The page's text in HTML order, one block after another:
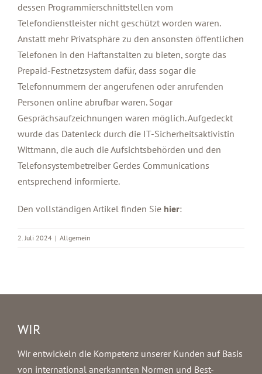
dessen Programmierschnittstellen vom
Telefondienstleister nicht geschützt worden waren.
Anstatt mehr Privatsphäre zu den ansonsten öffentlichen
Telefonen in den Haftanstalten zu bieten, sorgte das
Prepaid-Festnetzsystem dafür, dass sogar die
Telefonnummern der angerufenen oder anrufenden
Personen online abrufbar waren. Sogar
Gesprächsaufzeichnungen waren möglich. Aufgedeckt
wurde das Datenleck durch die IT-Sicherheitsaktivistin
Wittmann, die auch die Aufsichtsbehörden und den
Telefonsystembetreiber Gerdes Communications
entsprechend informierte.
Den vollständigen Artikel finden Sie hier:
2. Juli 2024 | Allgemein
WIR
Wir entwickeln die Kompetenz unserer Kunden auf Basis
von international anerkannten Normen und Best-